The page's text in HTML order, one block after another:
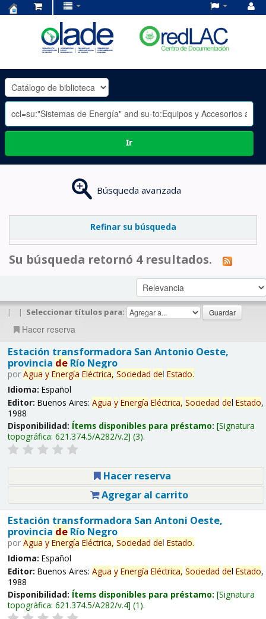
OLADE
-
Ir
Búsqueda avanzada
Refinar su búsqueda
Su búsqueda retornó 4 resultados.
| | Seleccionar títulos para:
Hacer reserva
Estación transformadora San Antonio Oeste,
provincia deRío Negro
por Agua y Energía Eléctrica, Sociedad del Estado.
Idioma: Español
Editor: Buenos Aires: Agua y Energía Eléctrica, Sociedad del Estado,
1988
Disponibilidad: Ítems disponibles para préstamo: Signatura
topográfica: 621.374.5/A282/v.2 (3).
Hacer reserva
Agregar al carrito
Estación transformadora San Antoni Oeste,
provincia deRío Negro
por Agua y Energía Eléctrica, Sociedad del Estado.
Idioma: Español
Editor: Buenos Aires: Agua y Energía Eléctrica, Sociedad del Estado,
1988
Disponibilidad: Ítems disponibles para préstamo: Signatura
topográfica: 621.374.5/A282/v.4 (1).